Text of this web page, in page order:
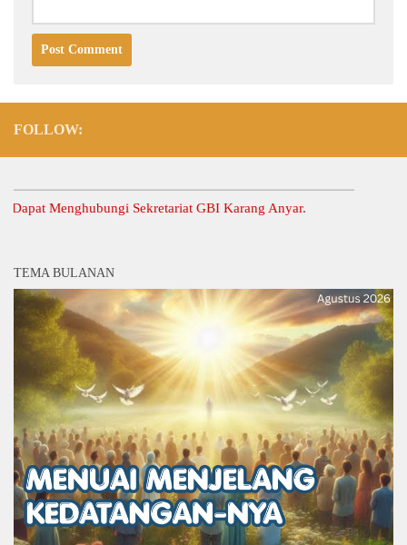
FOLLOW:
Menghubungi Sekretariat GBI Karang Anyar.
TEMA BULANAN